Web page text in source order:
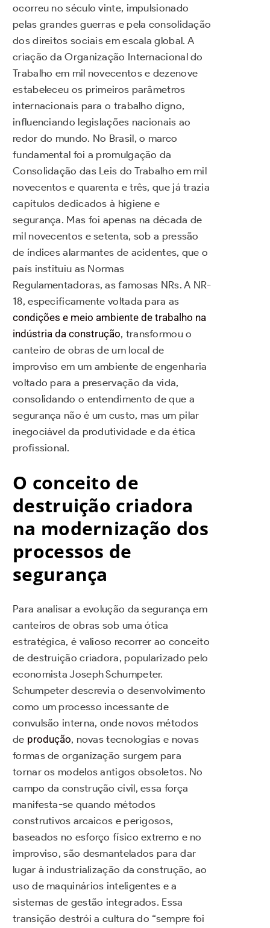
ocorreu no século vinte, impulsionado
pelas grandes guerras e pela consolidação
dos direitos sociais em escala global. A
criação da Organização Internacional do
Trabalho em mil novecentos e dezenove
estabeleceu os primeiros parâmetros
internacionais para o trabalho digno,
influenciando legislações nacionais ao
redor do mundo. No Brasil, o marco
fundamental foi a promulgação da
Consolidação das Leis do Trabalho em mil
novecentos e quarenta e três, que já trazia
capítulos dedicados à higiene e
segurança. Mas foi apenas na década de
mil novecentos e setenta, sob a pressão
de índices alarmantes de acidentes, que o
país instituiu as Normas
Regulamentadoras, as famosas NRs. A NR-
18, especificamente voltada para as
condições e meio ambiente de trabalho na
indústria da construção, transformou o
canteiro de obras de um local de
improviso em um ambiente de engenharia
voltado para a preservação da vida,
consolidando o entendimento de que a
segurança não é um custo, mas um pilar
inegociável da produtividade e da ética
profissional.
O conceito de
destruição criadora
na modernização dos
processos de
segurança
Para analisar a evolução da segurança em
canteiros de obras sob uma ótica
estratégica, é valioso recorrer ao conceito
de destruição criadora, popularizado pelo
economista Joseph Schumpeter.
Schumpeter descrevia o desenvolvimento
como um processo incessante de
convulsão interna, onde novos métodos
de produção, novas tecnologias e novas
formas de organização surgem para
tornar os modelos antigos obsoletos. No
campo da construção civil, essa força
manifesta-se quando métodos
construtivos arcaicos e perigosos,
baseados no esforço físico extremo e no
improviso, são desmantelados para dar
lugar à industrialização da construção, ao
uso de maquinários inteligentes e a
sistemas de gestão integrados. Essa
transição destrói a cultura do “sempre foi